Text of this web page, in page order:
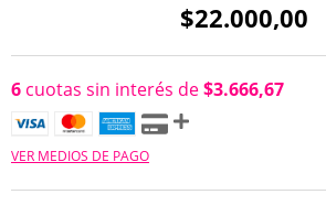
$22.000,00
6 cuotas sin interés de$3.666,67
VER MEDIOS DE PAGO